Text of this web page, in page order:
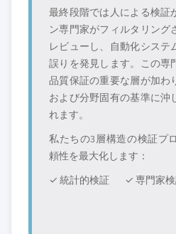
最終段階では人による検証
ン専門家がフィルタリング
レビューし、自動化システ
誤りを発見します。この専
品質保証の重要な層が加わ
および分野固有の基準に沖
れます。
私たちの3層構造の検証プ
頼性を最大化します：
✓ 統計的検証
✓ 専門家